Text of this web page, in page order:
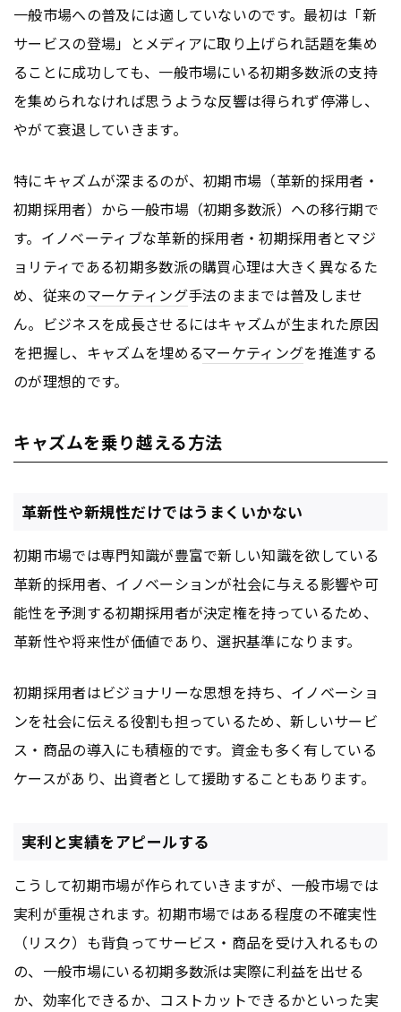
一般市場への普及には適していないのです。最初は「新
サービスの登場」とメディアに取り上げられ話題を集め
ることに成功しても、一般市場にいる初期多数派の支持
を集められなければ思うような反響は得られず停滞し、
やがて衰退していきます。
特にキャズムが深まるのが、初期市場（革新的採用者・
初期採用者）から一般市場（初期多数派）への移行期で
す。イノベーティブな革新的採用者・初期採用者とマジ
ョリティである初期多数派の購買心理は大きく異なるた
め、従来のマーケティング手法のままでは普及しませ
ん。ビジネスを成長させるにはキャズムが生まれた原因
を把握し、キャズムを埋めるマーケティングを推進する
のが理想的です。
キャズムを乗り越える方法
革新性や新規性だけではうまくいかない
初期市場では専門知識が豊富で新しい知識を欲している
革新的採用者、イノベーションが社会に与える影響や可
能性を予測する初期採用者が決定権を持っているため、
革新性や将来性が価値であり、選択基準になります。
初期採用者はビジョナリーな思想を持ち、イノベーショ
ンを社会に伝える役割も担っているため、新しいサービ
ス・商品の導入にも積極的です。資金も多く有している
ケースがあり、出資者として援助することもあります。
実利と実績をアピールする
こうして初期市場が作られていきますが、一般市場では
実利が重視されます。初期市場ではある程度の不確実性
（リスク）も背負ってサービス・商品を受け入れるもの
の、一般市場にいる初期多数派は実際に利益を出せる
か、効率化できるか、コストカットできるかといった実